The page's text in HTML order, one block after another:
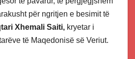
për ngritjen e besimit të
Xhemali Saiti, kryetar i
të Maqedonisë së Veriut.